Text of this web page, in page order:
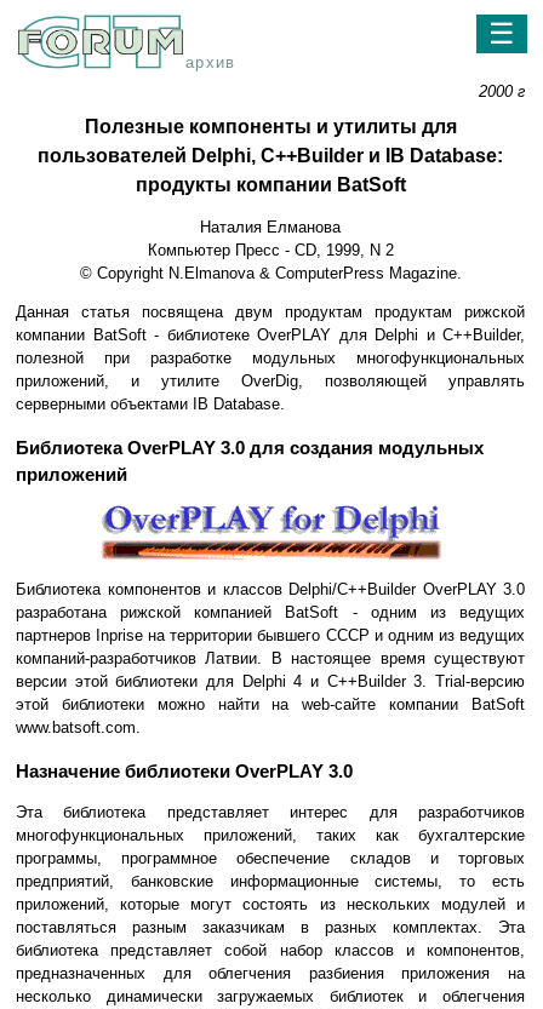
архив
☰
2000 г
Полезные компоненты и утилиты для
пользователей Delphi, С++Builder и IB Database:
продукты компании BatSoft
Наталия Елманова
Компьютер Пресс - CD, 1999, N 2
© Copyright N.Elmanova & ComputerPress Magazine.
Данная статья посвящена двум продуктам продуктам рижской
компании BatSoft - библиотеке OverPLAY для Delphi и C++Builder,
полезной при разработке модульных многофункциональных
приложений, и утилите OverDig, позволяющей управлять
серверными объектами IB Database.
Библиотека OverPLAY 3.0 для создания модульных
приложений
Библиотека компонентов и классов Delphi/C++Builder OverPLAY 3.0
разработана рижской компанией BatSoft - одним из ведущих
партнеров Inprise на территории бывшего СССР и одним из ведущих
компаний-разработчиков Латвии. В настоящее время существуют
версии этой библиотеки для Delphi 4 и C++Builder 3. Trial-версию
этой библиотеки можно найти на web-сайте компании BatSoft
www.batsoft.com.
Назначение библиотеки OverPLAY 3.0
Эта библиотека представляет интерес для разработчиков
многофункциональных приложений, таких как бухгалтерские
программы, программное обеспечение складов и торговых
предприятий, банковские информационные системы, то есть
приложений, которые могут состоять из нескольких модулей и
поставляться разным заказчикам в разных комплектах. Эта
библиотека представляет собой набор классов и компонентов,
предназначенных для облегчения разбиения приложения на
несколько динамически загружаемых библиотек и облегчения